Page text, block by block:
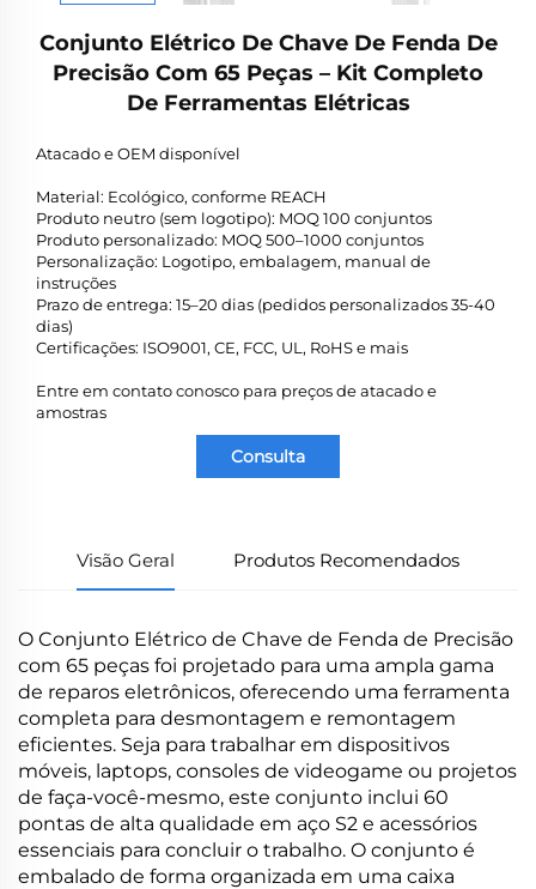
Conjunto Elétrico De Chave De Fenda De
Precisão Com 65 Peças – Kit Completo
De Ferramentas Elétricas
Atacado e OEM disponível
Material: Ecológico, conforme REACH
Produto neutro (sem logotipo): MOQ 100 conjuntos
Produto personalizado: MOQ 500–1000 conjuntos
Personalização: Logotipo, embalagem, manual de
instruções
Prazo de entrega: 15–20 dias (pedidos personalizados 35-40
dias)
Certificações: ISO9001, CE, FCC, UL, RoHS e mais
Entre em contato conosco para preços de atacado e
amostras
Consulta
Visão Geral Produtos Recomendados
O Conjunto Elétrico de Chave de Fenda de Precisão
com 65 peças foi projetado para uma ampla gama
de reparos eletrônicos, oferecendo uma ferramenta
completa para desmontagem e remontagem
eficientes. Seja para trabalhar em dispositivos
móveis, laptops, consoles de videogame ou projetos
de faça-você-mesmo, este conjunto inclui 60
pontas de alta qualidade em aço S2 e acessórios
essenciais para concluir o trabalho. O conjunto é
embalado de forma organizada em uma caixa